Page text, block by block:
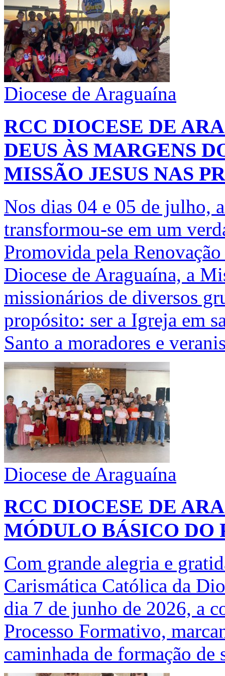
Diocese de Araguaína
RCC DIOCESE DE
DEUS ÀS MARGENS
MISSÃO JESUS NAS
Nos dias 04 e 05 de julho,
transformou-se em um
Promovida pela
Diocese de Araguaína, a
missionários de diversos
propósito: ser a Igreja em
Santo a moradores e
Diocese de Araguaína
RCC DIOCESE DE
MÓDULO BÁSICO DO
Com grande alegria e
Carismática Católica da
dia 7 de junho de 2026, a
Processo Formativo,
caminhada de formação de